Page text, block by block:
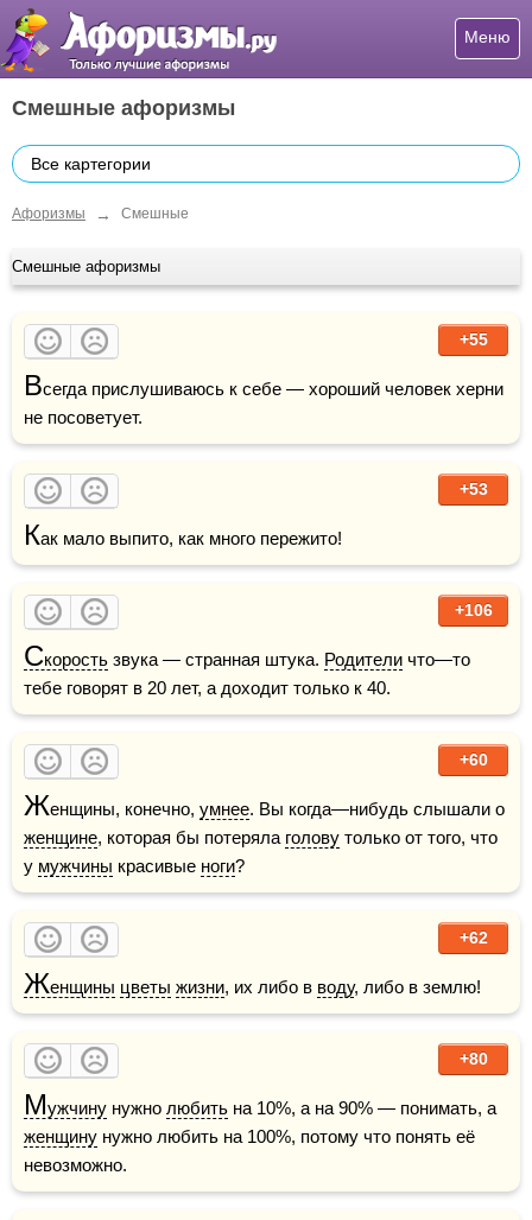
Меню
Смешные афоризмы
Все картегории
Афоризмы → Смешные
Смешные афоризмы
+55
Всегда прислушиваюсь к себе — хороший человек херни
не посоветует.
+53
Как мало выпито, как много пережито!
+106
Скорость звука — странная штука. Родители что—то
тебе говорят в 20 лет, а доходит только к 40.
+60
Женщины, конечно, умнее
женщине, которая бы потеряла голову только от того, что
у мужчины красивые ноги?
+62
Женщины цветы жизни, их либо в воду, либо в землю!
+80
Мужчину нужно любить
женщину нужно любить на 100%, потому что понять её
невозможно.